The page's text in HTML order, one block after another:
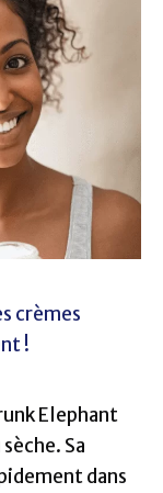
crèmes
!
Elephant
Sa
dans